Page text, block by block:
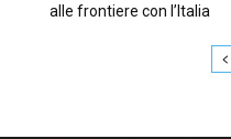
alle frontiere con l’Italia